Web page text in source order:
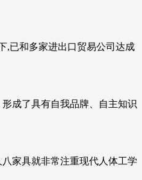
,已和多家进出口贸易公司达成
成了具有自我品牌、自主知识
家具就非常注重现代人体工学